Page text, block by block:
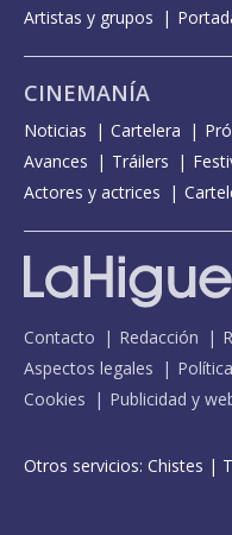
Artistas y grupos
CINEMANÍA
Noticias Cartelera
Avances
Tráilers
Actores y actrices
Contacto Redacción
Aspectos legales
Cookies
Publicidad y
Otros servicios: Chistes |